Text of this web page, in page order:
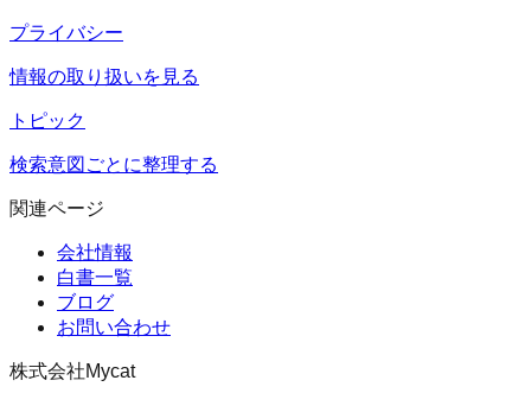
プライバシー
情報の取り扱いを見る
トピック
検索意図ごとに整理する
関連ページ
会社情報
白書一覧
ブログ
お問い合わせ
株式会社Mycat